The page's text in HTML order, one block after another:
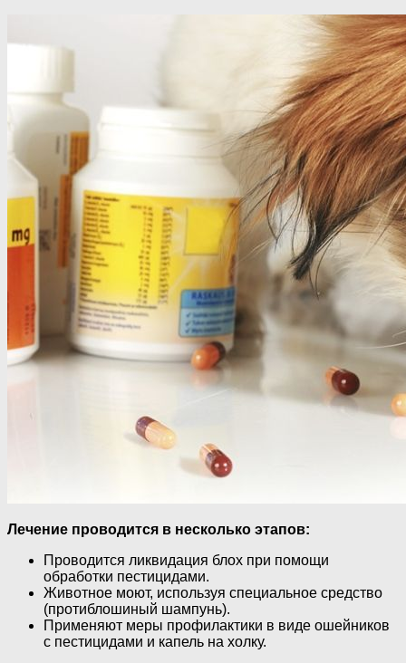
Лечение проводится в несколько этапов:
Проводится ликвидация блох при помощи
обработки пестицидами.
Животное моют, используя специальное средство
(протиблошиный шампунь).
Применяют меры профилактики в виде ошейников
с пестицидами и капель на холку.